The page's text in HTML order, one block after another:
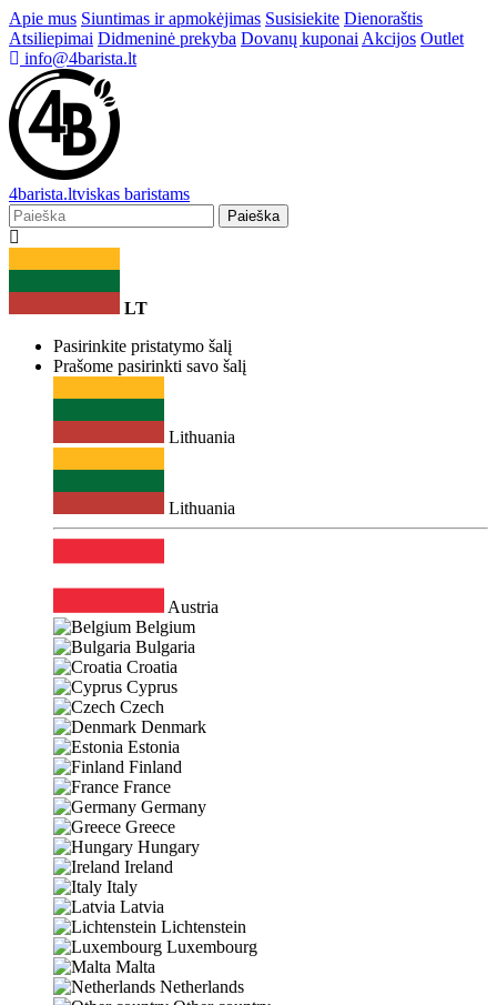
Apie mus Siuntimas ir apmokėjimas Susisiekite Dienoraštis
Atsiliepimai Didmeninė prekyba Dovanų kuponai Akcijos Outlet
info@4barista.lt
4barista.ltviskas baristams
Paieška
LT
Pasirinkite pristatymo šalį
Prašome pasirinkti savo šalį
Lithuania
Lithuania
Austria
Belgium
Bulgaria
Croatia
Cyprus
Czech
Denmark
Estonia
Finland
France
Germany
Greece
Hungary
Ireland
Italy
Latvia
Lichtenstein
Luxembourg
Malta
Netherlands